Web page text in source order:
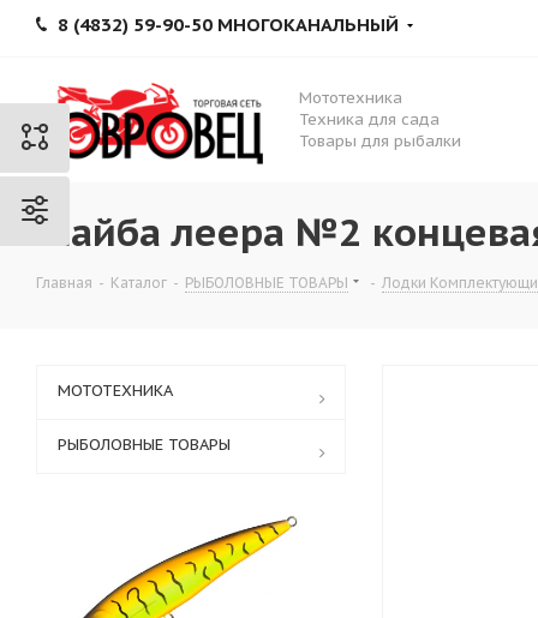
8 (4832) 59-90-50 МНОГОКАНАЛЬНЫЙ
Мототехника
Техника для сада
Товары для рыбалки
Шайба леера №2
Главная - Каталог - РЫБОЛОВНЫЕ ТОВАРЫ - Лодки
МОТОТЕХНИКА
РЫБОЛОВНЫЕ ТОВАРЫ